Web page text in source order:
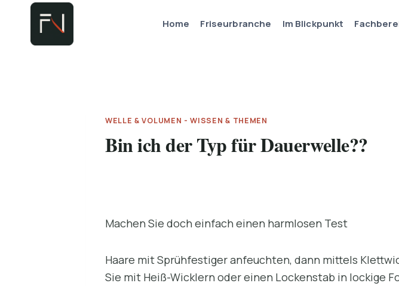
springen
Home Friseurbranche Im Blickpunkt
WELLE & VOLUMEN - WISSEN & THEMEN
Bin ich der Typ für Dauerwelle??
Machen Sie doch einfach einen harmlosen Test
Haare mit Sprühfestiger anfeuchten, dann mittels
Sie mit Heiß-Wicklern oder einen Lockenstab in lockige